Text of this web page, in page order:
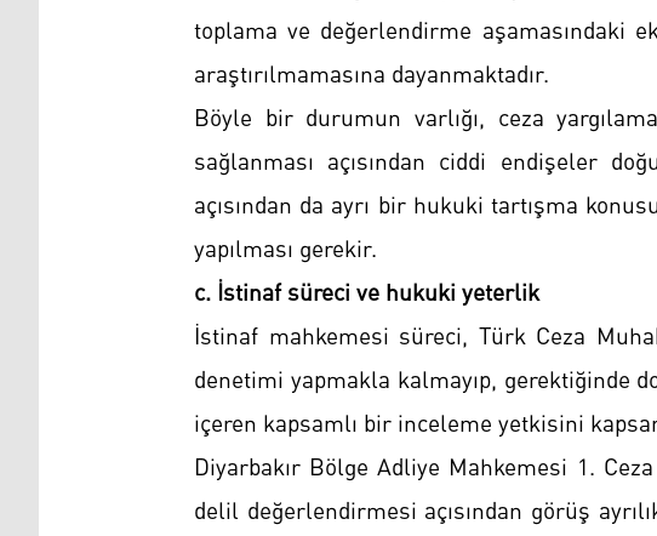
toplama ve değerlendirme aşamasındaki
araştırılmamasına dayanmaktadır.
Böyle bir durumun varlığı, ceza
sağlanması açısından ciddi endişeler
açısından da ayrı bir hukuki tartışma
yapılması gerekir.
c. İstinaf süreci ve hukuki yeterlik
İstinaf mahkemesi süreci, Türk Ceza
denetimi yapmakla kalmayıp, gerektiğinde
içeren kapsamlı bir inceleme yetkisini
Diyarbakır Bölge Adliye Mahkemesi 1.
delil değerlendirmesi açısından görüş